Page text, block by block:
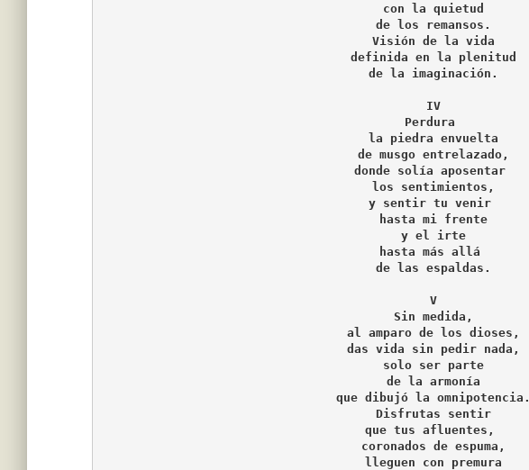
con la quietud
de los remansos.
Visión de la vida
definida en la plenitud
de la imaginación.
IV
Perdura
la piedra envuelta
de musgo entrelazado,
donde solía aposentar
los sentimientos,
y sentir tu venir
hasta mi frente
y el irte
hasta más allá
de las espaldas.
V
Sin medida,
al amparo de los dioses,
das vida sin pedir nada,
solo ser parte
de la armonía
que dibujó la omnipotencia.
Disfrutas sentir
que tus afluentes,
coronados de espuma,
lleguen con premura